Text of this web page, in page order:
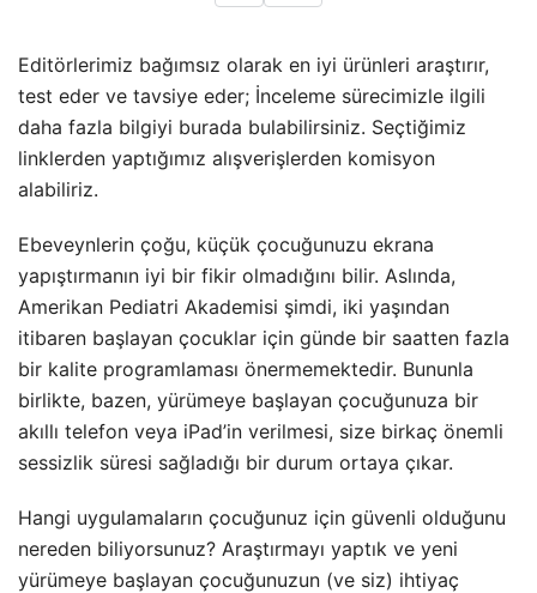
Editörlerimiz bağımsız olarak en iyi ürünleri araştırır,
test eder ve tavsiye eder; İnceleme sürecimizle ilgili
daha fazla bilgiyi burada bulabilirsiniz. Seçtiğimiz
linklerden yaptığımız alışverişlerden komisyon
alabiliriz.
Ebeveynlerin çoğu, küçük çocuğunuzu ekrana
yapıştırmanın iyi bir fikir olmadığını bilir. Aslında,
Amerikan Pediatri Akademisi şimdi, iki yaşından
itibaren başlayan çocuklar için günde bir saatten fazla
bir kalite programlaması önermemektedir. Bununla
birlikte, bazen, yürümeye başlayan çocuğunuza bir
akıllı telefon veya iPad’in verilmesi, size birkaç önemli
sessizlik süresi sağladığı bir durum ortaya çıkar.
Hangi uygulamaların çocuğunuz için güvenli olduğunu
nereden biliyorsunuz? Araştırmayı yaptık ve yeni
yürümeye başlayan çocuğunuzun (ve siz) ihtiyaç